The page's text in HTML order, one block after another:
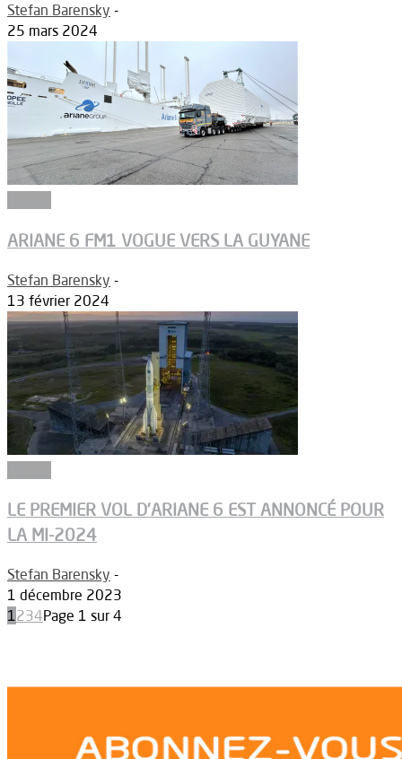
Stefan Barensky -
25 mars 2024
ARIANE 6 FM1 VOGUE VERS LA GUYANE
Stefan Barensky -
13 février 2024
LE PREMIER VOL D’ARIANE 6 EST ANNONCÉ POUR
LA MI-2024
Stefan Barensky -
1 décembre 2023
1234Page 1 sur 4